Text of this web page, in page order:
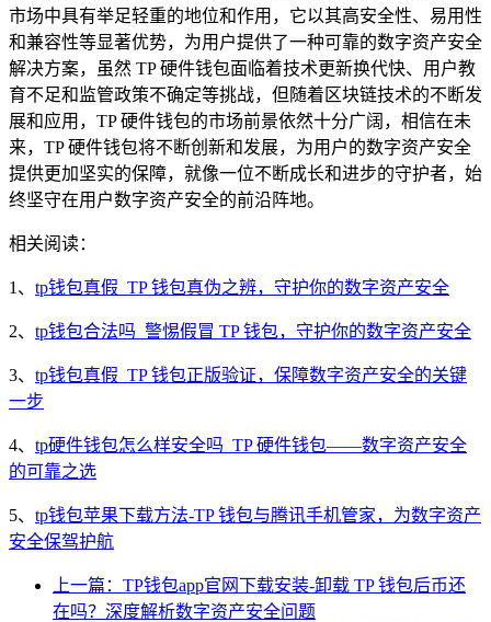
市场中具有举足轻重的地位和作用，它以其高安全性、易用性
和兼容性等显著优势，为用户提供了一种可靠的数字资产安全
解决方案，虽然 TP 硬件钱包面临着技术更新换代快、用户教
育不足和监管政策不确定等挑战，但随着区块链技术的不断发
展和应用，TP 硬件钱包的市场前景依然十分广阔，相信在未
来，TP 硬件钱包将不断创新和发展，为用户的数字资产安全
提供更加坚实的保障，就像一位不断成长和进步的守护者，始
终坚守在用户数字资产安全的前沿阵地。
相关阅读：
1、 tp钱包真假_TP 钱包真伪之辨，守护你的数字资产安全
2、 tp钱包合法吗_警惕假冒 TP 钱包，守护你的数字资产安全
3、 tp钱包真假_TP 钱包正版验证，保障数字资产安全的关键
一步
4、 tp硬件钱包怎么样安全吗_TP 硬件钱包——数字资产安全
的可靠之选
5、 tp钱包苹果下载方法-TP 钱包与腾讯手机管家，为数字资产
安全保驾护航
上一篇：TP钱包app官网下载安装-卸载 TP 钱包后币还
在吗？深度解析数字资产安全问题